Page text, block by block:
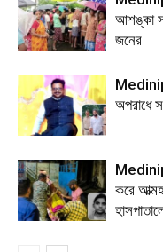
আশঙ্কা
জনের
অপরাধে
করে